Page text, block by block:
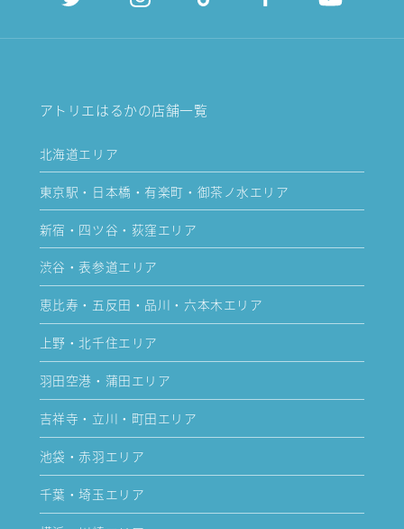
アトリエはるかの店舗一覧
北海道エリア
東京駅・日本橋・有楽町・御茶ノ水エリア
新宿・四ツ谷・荻窪エリア
渋谷・表参道エリア
恵比寿・五反田・品川・六本木エリア
上野・北千住エリア
羽田空港・蒲田エリア
吉祥寺・立川・町田エリア
池袋・赤羽エリア
千葉・埼玉エリア